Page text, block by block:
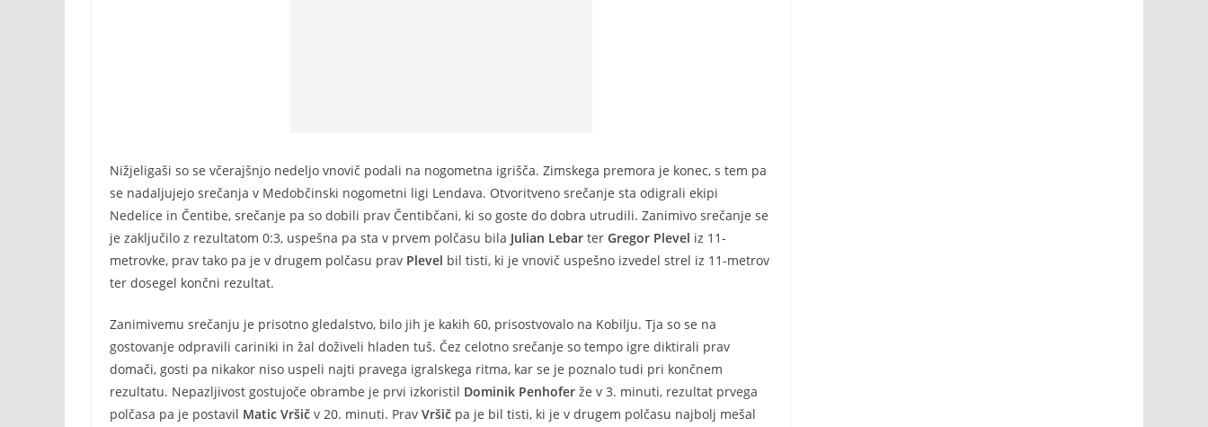
Nižjeligaši so se včerajšnjo nedeljo vnovič podali na nogometna igrišča. Zimskega premora je konec, s tem pa
se nadaljujejo srečanja v Medobčinski nogometni ligi Lendava. Otvoritveno srečanje sta odigrali ekipi
Nedelice in Čentibe, srečanje pa so dobili prav Čentibčani, ki so goste do dobra utrudili. Zanimivo srečanje se
je zaključilo z rezultatom 0:3, uspešna pa sta v prvem polčasu bila Julian Lebar ter Gregor Plevel iz 11-
metrovke, prav tako pa je v drugem polčasu prav Plevel bil tisti, ki je vnovič uspešno izvedel strel iz 11-metrov
ter dosegel končni rezultat.
Zanimivemu srečanju je prisotno gledalstvo, bilo jih je kakih 60, prisostvovalo na Kobilju. Tja so se na
gostovanje odpravili cariniki in žal doživeli hladen tuš. Čez celotno srečanje so tempo igre diktirali prav
domači, gosti pa nikakor niso uspeli najti pravega igralskega ritma, kar se je poznalo tudi pri končnem
rezultatu. Nepazljivost gostujoče obrambe je prvi izkoristil Dominik Penhofer že v 3. minuti, rezultat prvega
polčasa pa je postavil Matic Vršič v 20. minuti. Prav Vršič pa je bil tisti, ki je v drugem polčasu najbolj mešal